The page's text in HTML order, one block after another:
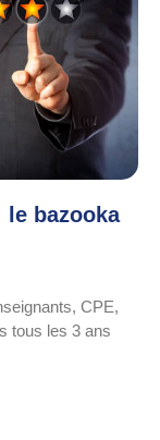
le bazooka
CPE,
tous les 3 ans